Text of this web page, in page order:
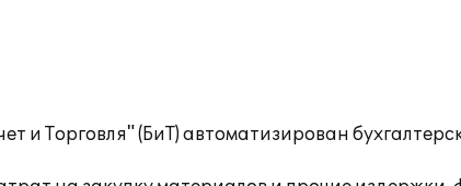
и Торговля" (БиТ) автоматизирован